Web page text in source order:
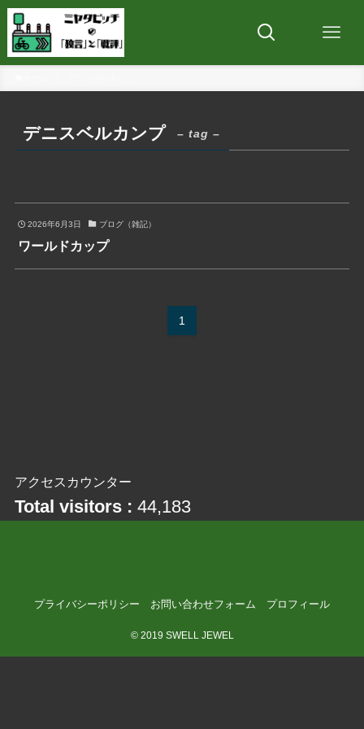
デニスベルカンプ – tag –
2026年6月3日 ブログ（雑記）
ワールドカップ
1
アクセスカウンター
Total visitors : 44,183
プライバシーポリシー お問い合わせフォーム プロフィール
©2019 SWELL JEWEL